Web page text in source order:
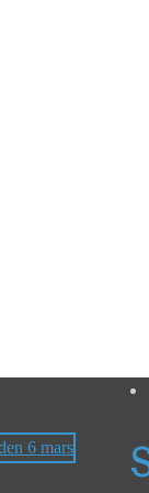
6 mars